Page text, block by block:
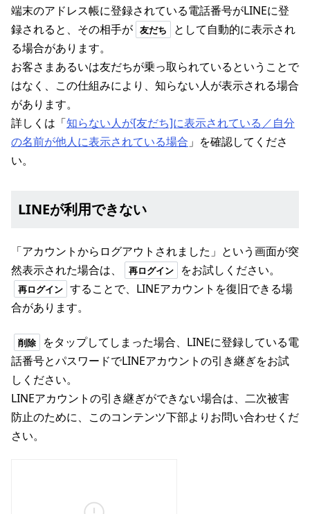
端末のアドレス帳に登録されている電話番号がLINEに登
録されると、その相手が 友だち
として自動的に表示され
る場合があります。
お客さまあるいは友だちが乗っ取られているということで
はなく、この仕組みにより、知らない人が表示される場合
があります。
詳しくは「知らない人が[友だち]に表示されている／自分
の名前が他人に表示されている場合 」を確認してくださ
い。
LINEが利用できない
「アカウントからログアウトされました」という画面が突
然表示された場合は、
再ログイン をお試しください。
再ログイン することで、LINEアカウントを復旧できる場
合があります。
削除
をタップしてしまった場合、LINEに登録している電
話番号とパスワードでLINEアカウントの引き継ぎをお試
しください。
LINEアカウントの引き継ぎができない場合は、二次被害
防止のために、このコンテンツ下部よりお問い合わせくだ
さい。